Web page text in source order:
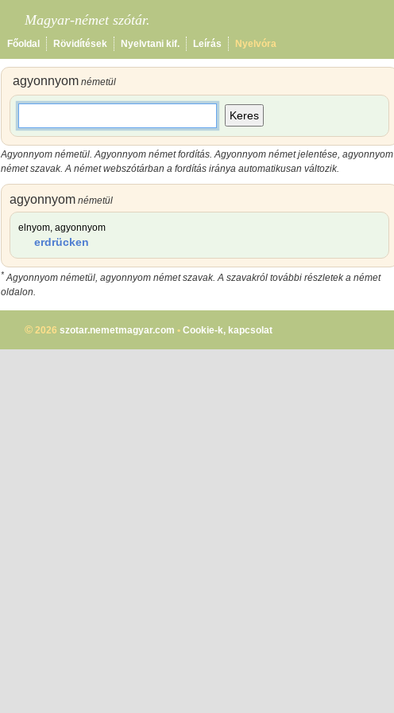
Magyar-német szótár.
Főoldal Rövidítések Nyelvtani kif. Leírás Nyelvóra
agyonnyom németül
Keres
Agyonnyom németül. Agyonnyom német fordítás. Agyonnyom német jelentése, agyonnyom
német szavak. A német webszótárban a fordítás iránya automatikusan változik.
agyonnyom németül
elnyom, agyonnyom
erdrücken
*Agyonnyom németül, agyonnyom német szavak. A szavakról további részletek a német
oldalon.
© 2026 szotar.nemetmagyar.com • Cookie-k, kapcsolat